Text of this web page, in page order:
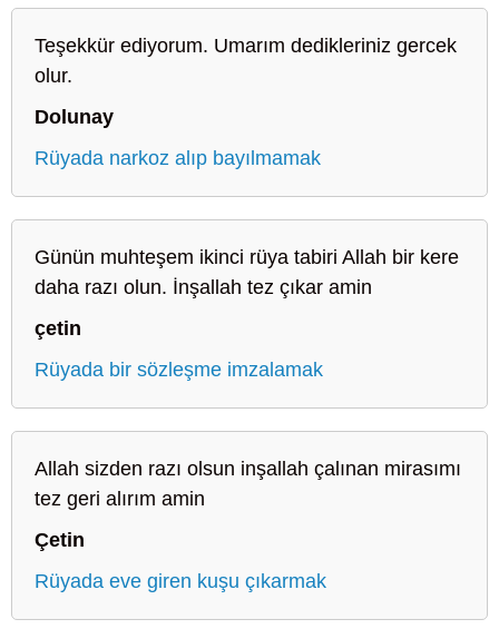
Teşekkür ediyorum. Umarım dedikleriniz gercek
olur.
Dolunay
Rüyada narkoz alıp bayılmamak
Günün muhteşem ikinci rüya tabiri Allah bir kere
daha razı olun. İnşallah tez çıkar amin
çetin
Rüyada bir sözleşme imzalamak
Allah sizden razı olsun inşallah çalınan mirasımı
tez geri alırım amin
Çetin
Rüyada eve giren kuşu çıkarmak